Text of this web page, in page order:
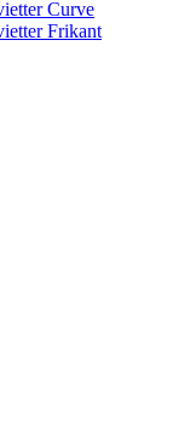
Curve
Frikant